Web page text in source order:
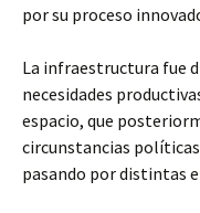
por su proceso
La infraestructura fue
necesidades
espacio, que
circunstancias
pasando por distintas